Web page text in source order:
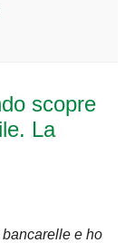
scopre
La
e ho